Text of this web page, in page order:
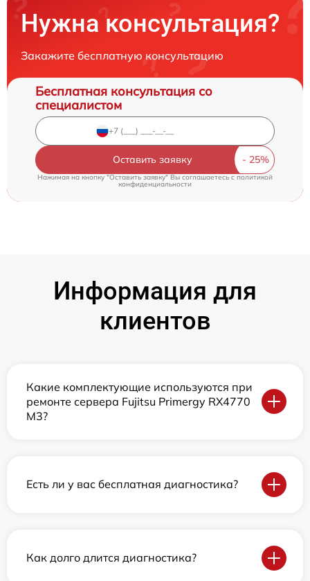
Нужна консультация?
Закажите бесплатную консультацию
Бесплатная консультация со
специалистом
Оставить заявку
Нажимая на кнопку "Оставить заявку" Вы соглашаетесь cполитикой
конфиденциальности
Информация для
клиентов
Какие комплектующие используются при
ремонте сервера Fujitsu Primergy RX4770
M3?
Есть ли у вас бесплатная диагностика?
Как долго длится диагностика?